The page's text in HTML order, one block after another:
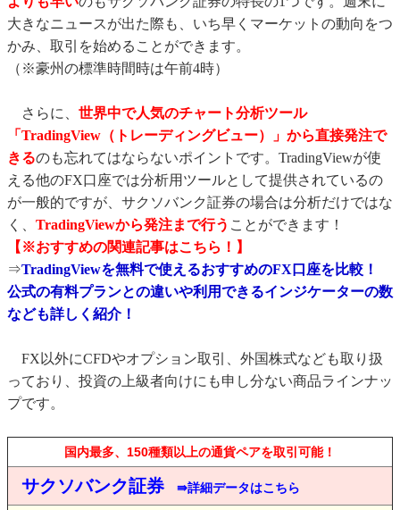
大きなニュースが出た際も、いち早くマーケットの動向をつ
かみ、取引を始めることができます。
（※豪州の標準時間時は午前4時）
さらに、 世界中で人気のチャート分析ツール
「TradingView（トレーディングビュー）」から直接発注で
きるのも忘れてはならないポイントです。TradingViewが使
える他のFX口座では分析用ツールとして提供されているの
が一般的ですが、サクソバンク証券の場合は分析だけではな
く、 TradingViewから発注まで行う ことができます！
【※おすすめの関連記事はこちら！】
⇒TradingViewを無料で使えるおすすめのFX口座を比較！
公式の有料プランとの違いや利用できるインジケーターの数
なども詳しく紹介！
FX以外にCFDやオプション取引、外国株式なども取り扱
っており、投資の上級者向けにも申し分ない商品ラインナッ
プです。
国内最多、150種類以上の通貨ペアを取引可能！
サクソバンク証券 ⇛詳細データはこちら